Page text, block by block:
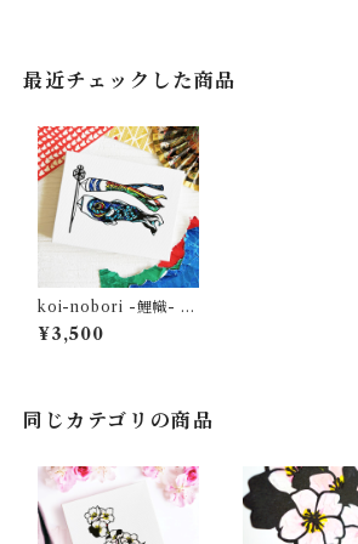
最近チェックした商品
koi-nobori -鯉幟- ｱｰ
ﾄﾊﾟﾈﾙ
¥3,500
同じカテゴリの商品